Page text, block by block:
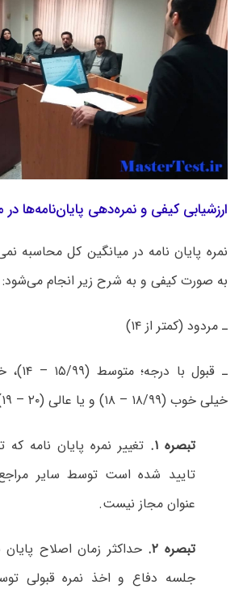
ارزشیابی کیفی و نمره‌دهی پایان‌نامه‌ها
نمره پایان نامه در میانگین کل محاسبه
به صورت کیفی و به شرح زیر انجام می‌شود:
ـ مردود (کمتر از ۱۴)
خیلی خوب (۱۸/۹۹ – ۱۸) و یا عالی (۲۰ – ۱۹)
تبصره۱. تغییر نمره پایان نامه
تایید شده است توسط سایر
عنوان مجاز نیست.
تبصره ۲. حداکثر زمان اصلاح